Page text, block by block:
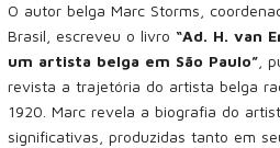
O autor belga Marc Storms,
Brasil, escreveu o livro “Ad. H. van
um artista belga em São Paulo” ,
revista a trajetória do artista belga
1920. Marc revela a biografia do
significativas, produzidas tanto em